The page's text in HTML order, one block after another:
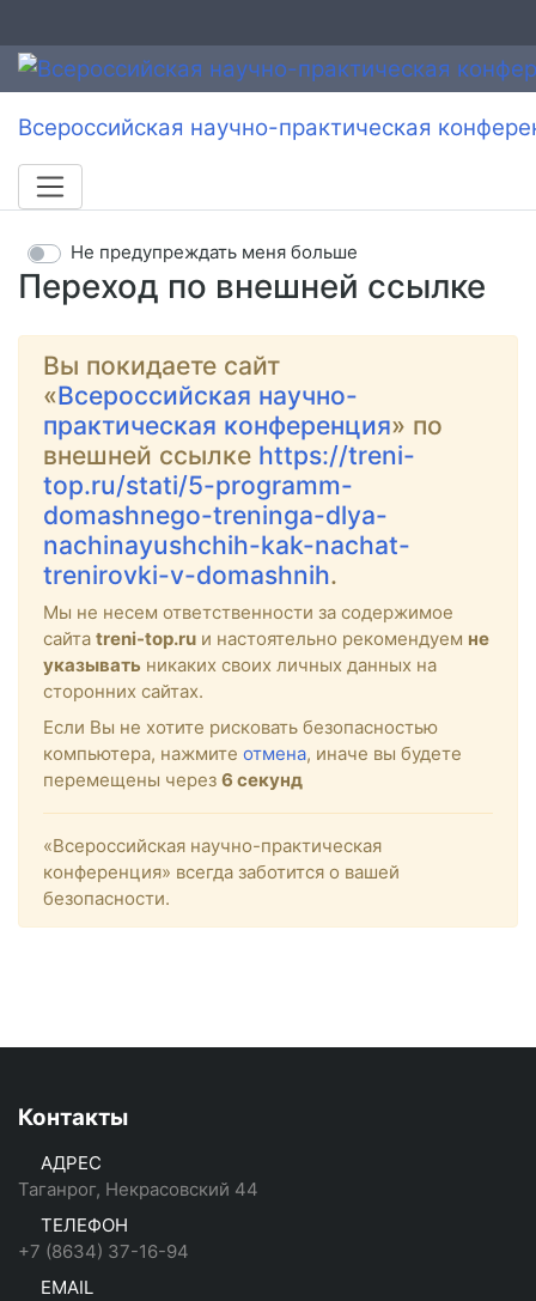
Всероссийская научно-практическая
Переход по внешней ссылке
Не предупреждать меня больше
Вы покидаете сайт
«Всероссийская научно-
практическая конференция» по
внешней ссылке https://treni-
top.ru/stati/5-programm-
domashnego-treninga-dlya-
nachinayushchih-kak-nachat-
trenirovki-v-domashnih.
Мы не несем ответственности за содержимое
сайта treni-top.ru и настоятельно рекомендуем не
указывать никаких своих личных данных на
сторонних сайтах.
Если Вы не хотите рисковать безопасностью
компьютера, нажмите отмена, иначе вы будете
перемещены через 6 секунд
«Всероссийская научно-практическая
конференция» всегда заботится о вашей
безопасности.
Контакты
АДРЕС
Таганрог, Некрасовский 44
ТЕЛЕФОН
+7 (8634) 37-16-94
EMAIL